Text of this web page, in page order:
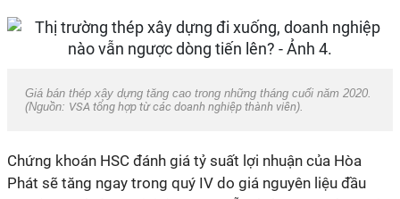
Giá bán thép xây dựng tăng cao trong những tháng cuối năm 2020.
(Nguồn: VSA tổng hợp từ các doanh nghiệp thành viên).
Chứng khoán HSC đánh giá tỷ suất lợi nhuận của Hòa
Phát sẽ tăng ngay trong quý IV do giá nguyên liệu đầu